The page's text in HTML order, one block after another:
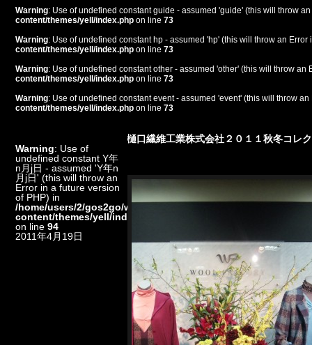
Warning: Use of undefined constant guide - assumed 'guide' (this will throw
content/themes/yell/index.php on line73
Warning: Use of undefined constant hp - assumed 'hp' (this will throw an
content/themes/yell/index.php on line73
Warning: Use of undefined constant other - assumed 'other' (this will throw
content/themes/yell/index.php on line73
Warning: Use of undefined constant event - assumed 'event' (this will throw
content/themes/yell/index.php on line73
Warning: Use of
undefined constant Y年
n月j日 - assumed 'Y年n
月j日' (this will throw an
Error in a future version
of PHP) in
/home/users/2/gos2go/web/floristkt/wp-
content/themes/yell/index.php
on line94
2011年4月19日
樋口繊維工業株式会社２０１１秋冬コレ